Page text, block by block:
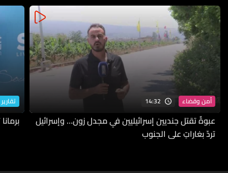
أمن وقضاء 14:32
عبوةٌ تقتل جنديين إسرائيليين في مجدل زون… وإسرائيل
تردّ بغاراتٍ على الجنوب